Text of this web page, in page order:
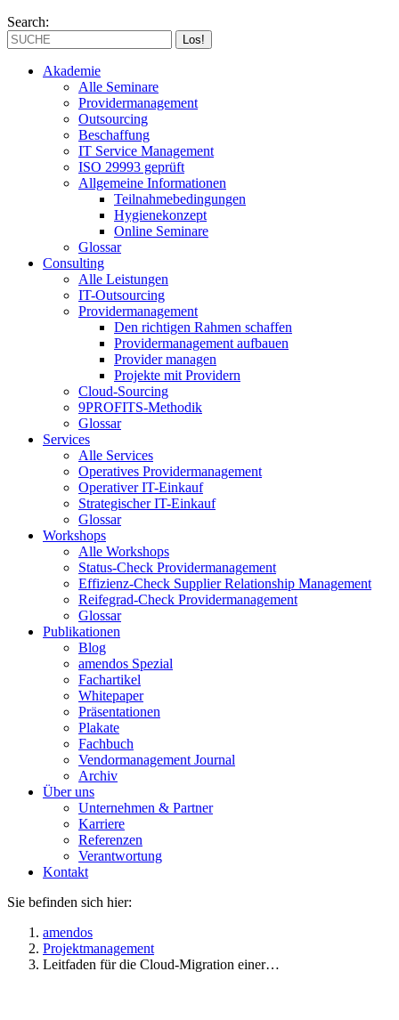
Search:
Akademie
Alle Seminare
Providermanagement
Outsourcing
Beschaffung
IT Service Management
ISO 29993 geprüft
Allgemeine Informationen
Teilnahmebedingungen
Hygienekonzept
Online Seminare
Glossar
Consulting
Alle Leistungen
IT-Outsourcing
Providermanagement
Den richtigen Rahmen schaffen
Providermanagement aufbauen
Provider managen
Projekte mit Providern
Cloud-Sourcing
9PROFITS-Methodik
Glossar
Services
Alle Services
Operatives Providermanagement
Operativer IT-Einkauf
Strategischer IT-Einkauf
Glossar
Workshops
Alle Workshops
Status-Check Providermanagement
Effizienz-Check Supplier Relationship Management
Reifegrad-Check Providermanagement
Glossar
Publikationen
Blog
amendos Spezial
Fachartikel
Whitepaper
Präsentationen
Plakate
Fachbuch
Vendormanagement Journal
Archiv
Über uns
Unternehmen & Partner
Karriere
Referenzen
Verantwortung
Kontakt
Sie befinden sich hier:
amendos
Projektmanagement
Leitfaden für die Cloud-Migration einer…